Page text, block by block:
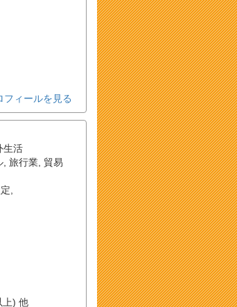
フィールを見る
生活
, 旅行業, 貿易
上) 他